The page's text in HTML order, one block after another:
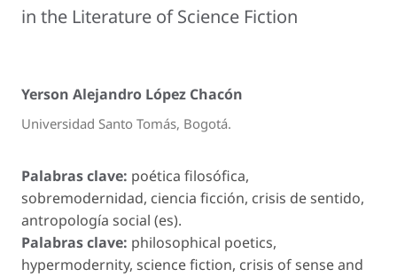
in the Literature of Science Fiction
Yerson Alejandro López Chacón
Universidad Santo Tomás, Bogotá.
Palabras clave: poética filosófica,
sobremodernidad, ciencia ficción, crisis de sentido,
antropología social (es).
Palabras clave: philosophical poetics,
hypermodernity, science fiction, crisis of sense and